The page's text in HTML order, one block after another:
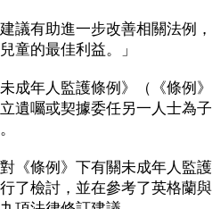
有助進一步改善相關法例，
童的最佳利益。」
年人監護條例》（《條例》
遺囑或契據委任另一人士為
條例》下有關未成年人監護
了檢討，並在參考了英格蘭